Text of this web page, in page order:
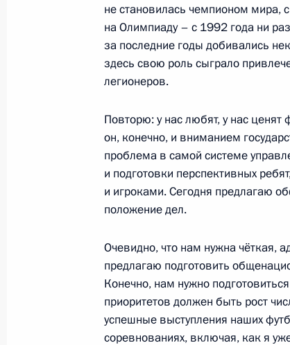
Опубликован список
освещения ежегодного
Собранию
1 декабря 2015 года, вторник
Встреча с Геннадием
Встреча с губернатором
Кувшинниковым
1 декабря 2015 года, 14:50 Москва,
не становилась чемпионом мира,
на Олимпиаду – с 1992 года ни
за последние годы добивались
здесь свою роль сыграло
легионеров.
Повторю: у нас любят, у нас
он, конечно, и вниманием
проблема в самой системе
и подготовки перспективных
и игроками. Сегодня предлагаю
положение дел.
Очевидно, что нам нужна чёткая,
предлагаю подготовить
Конечно, нам нужно
приоритетов должен быть рост
успешные выступления наших
соревнованиях, включая, как я